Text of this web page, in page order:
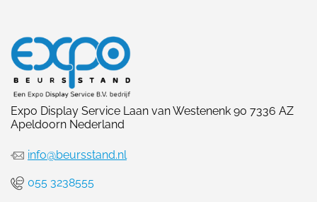
Expo Display Service Laan van Westenenk 90 7336 AZ
Apeldoorn Nederland
info@beursstand.nl
055 3238555